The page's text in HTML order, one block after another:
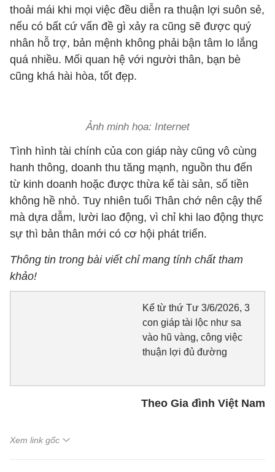
thoải mái khi mọi việc đều diễn ra thuận lợi suôn sẻ,
nếu có bất cứ vấn đề gì xảy ra cũng sẽ được quý
nhân hỗ trợ, bản mệnh không phải bận tâm lo lắng
quá nhiều. Mối quan hệ với người thân, bạn bè
cũng khá hài hòa, tốt đẹp.
Ảnh minh họa: Internet
Tình hình tài chính của con giáp này cũng vô cùng
hanh thông, doanh thu tăng mạnh, nguồn thu đến
từ kinh doanh hoặc được thừa kế tài sản, số tiền
không hề nhỏ. Tuy nhiên tuổi Thân chớ nên cậy thế
mà dựa dẫm, lười lao động, vì chỉ khi lao động thực
sự thì bản thân mới có cơ hội phát triển.
Thông tin trong bài viết chỉ mang tính chất tham
khảo!
Kể từ thứ Tư 3/6/2026, 3
con giáp tài lộc như sa
vào hũ vàng, công việc
thuận lợi đủ đường
Theo Gia đình Việt Nam
Xem link gốc